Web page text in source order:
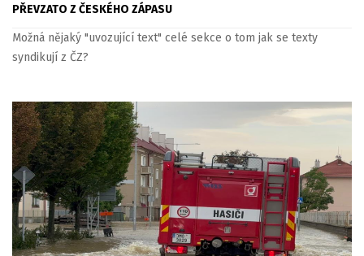
PŘEVZATO Z ČESKÉHO ZÁPASU
Možná nějaký "uvozující text" celé sekce o tom jak se texty
syndikují z ČZ?